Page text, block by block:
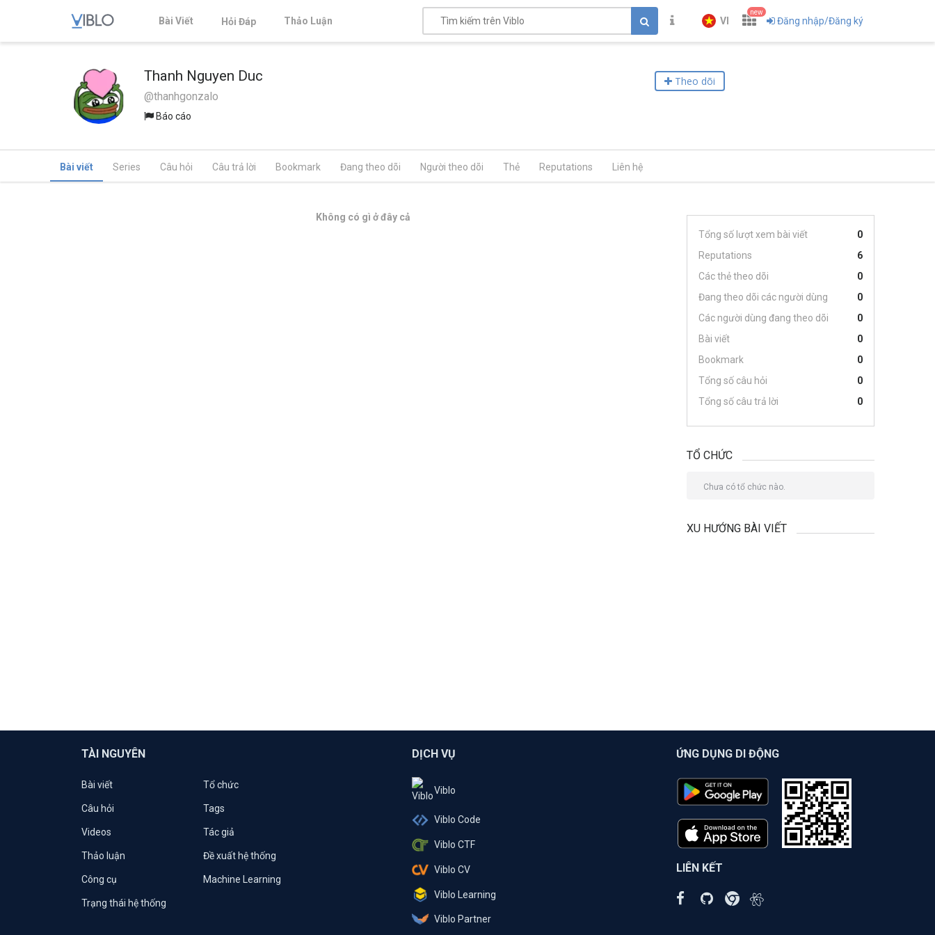
Bài Viết Hỏi Đáp Thảo Luận VI
new
Đăng nhập/Đăng ký
Thanh Nguyen Duc
@thanhgonzalo
Báo cáo
Theo dõi
Bài viết Series Câu hỏi Câu trả lời Bookmark Đang theo dõi Người theo dõi Thẻ Reputations Liên hệ
Không có gì ở đây cả
Tổng số lượt xem bài viết
0
Reputations
6
Các thẻ theo dõi
0
Đang theo dõi các người dùng
0
Các người dùng đang theo dõi
0
Bài viết
0
Bookmark
0
Tổng số câu hỏi
0
Tổng số câu trả lời
0
TỔ CHỨC
Chưa có tổ chức nào.
XU HƯỚNG BÀI VIẾT
TÀI NGUYÊN
Bài viết Tổ chức
Câu hỏi Tags
Videos Tác giả
Thảo luận Đề xuất hệ thống
Công cụ Machine Learning
Trạng thái hệ thống
DỊCH VỤ
Viblo
Viblo Code
Viblo CTF
Viblo CV
Viblo Learning
Viblo Partner
ỨNG DỤNG DI ĐỘNG
LIÊN KẾT